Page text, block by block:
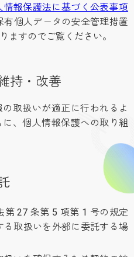
情報保護法に基づく公表事項
有個人データの安全管理措置
ますのでご覧ください。
持・改善
取扱いが適正に行われるよ
、個人情報保護への取り組
第 27 条第 5 項第 1 号の規定
取扱いを外部に委託する場